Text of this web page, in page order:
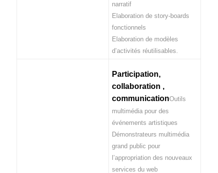
narratif
Elaboration de story-boards
fonctionnels
Elaboration de modèles
d’activités réutilisables.
Participation,
collaboration ,
communicationOutils
multimédia pour des
événements artistiques
Démonstrateurs multimédia
grand public pour
l’appropriation des nouveaux
services du web